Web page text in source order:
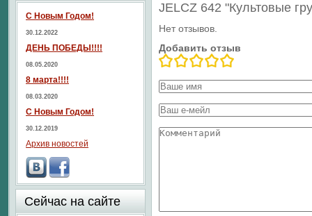
JELCZ 642 "Культовые
Нет отзывов.
Добавить отзыв
С Новым Годом!
30.12.2022
ДЕНЬ ПОБЕДЫ!!!!
08.05.2020
8 марта!!!!
08.03.2020
С Новым Годом!
30.12.2019
Архив новостей
Сейчас на сайте